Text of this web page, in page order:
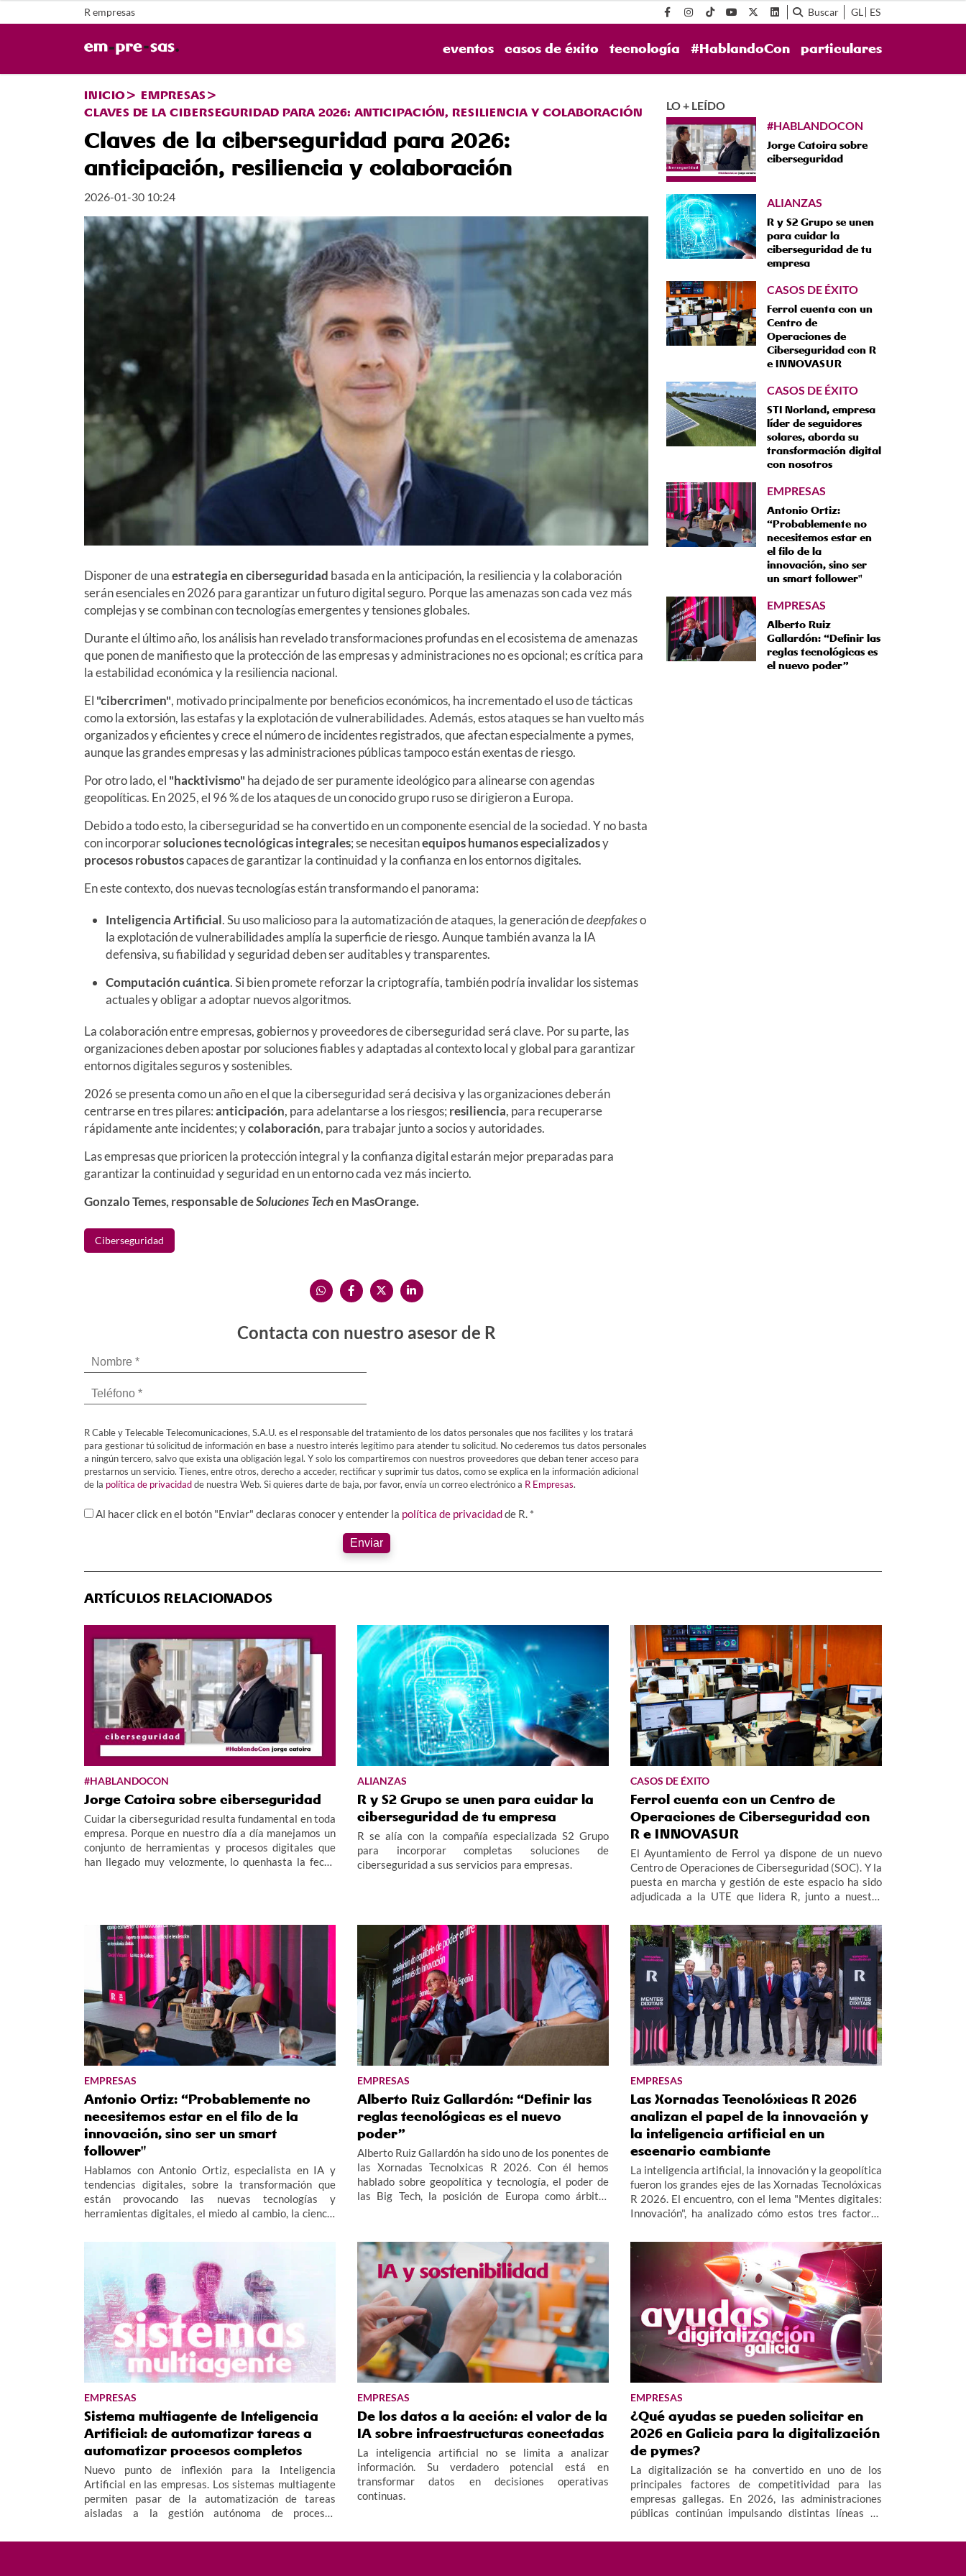
R empresas Buscar GL ES
eventos casos de éxito tecnología #HablandoCon particulares
INICIO
EMPRESAS
CLAVES DE LA CIBERSEGURIDAD PARA 2026: ANTICIPACIÓN, RESILIENCIA Y COLABORACIÓN
Claves de la ciberseguridad para 2026:
anticipación, resiliencia y colaboración
2026-01-30 10:24
Disponer de unaestrategia en ciberseguridad basada en la anticipación, la resiliencia y la colaboración
serán esenciales en 2026 para garantizar un futuro digital seguro. Porque las amenazas son cada vez más
complejas y se combinan con tecnologías emergentes y tensiones globales.
Durante el último año, los análisis han revelado transformaciones profundas en el ecosistema de amenazas
que ponen de manifiesto que la protección de las empresas y administraciones no es opcional; es crítica para
la estabilidad económica y la resiliencia nacional.
El "cibercrimen", motivado principalmente por beneficios económicos, ha incrementado el uso de tácticas
como la extorsión, las estafas y la explotación de vulnerabilidades. Además, estos ataques se han vuelto más
organizados y eficientes y crece el número de incidentes registrados, que afectan especialmente a pymes,
aunque las grandes empresas y las administraciones públicas tampoco están exentas de riesgo.
Por otro lado, el "hacktivismo" ha dejado de ser puramente ideológico para alinearse con agendas
geopolíticas. En 2025, el 96 % de los ataques de un conocido grupo ruso se dirigieron a Europa.
Debido a todo esto, la ciberseguridad se ha convertido en un componente esencial de la sociedad. Y no basta
con incorporarsoluciones tecnológicas integrales; se necesitanequipos humanos especializadosy
procesos robustoscapaces de garantizar la continuidad y la confianza en los entornos digitales.
En este contexto, dos nuevas tecnologías están transformando el panorama:
Inteligencia Artificial. Su uso malicioso para la automatización de ataques, la generación dedeepfakeso
la explotación de vulnerabilidades amplía la superficie de riesgo. Aunque también avanza la IA
defensiva, su fiabilidad y seguridad deben ser auditables y transparentes.
Computación cuántica. Si bien promete reforzar la criptografía, también podría invalidar los sistemas
actuales y obligar a adoptar nuevos algoritmos.
La colaboración entre empresas, gobiernos y proveedores de ciberseguridad será clave. Por su parte, las
organizaciones deben apostar por soluciones fiables y adaptadas al contexto local y global para garantizar
entornos digitales seguros y sostenibles.
2026 se presenta como un año en el que la ciberseguridad será decisiva y las organizaciones deberán
centrarse en tres pilares:anticipación, para adelantarse a los riesgos; resiliencia, para recuperarse
rápidamente ante incidentes; ycolaboración, para trabajar junto a socios y autoridades.
Las empresas que prioricen la protección integral y la confianza digital estarán mejor preparadas para
garantizar la continuidad y seguridad en un entorno cada vez más incierto.
Gonzalo Temes, responsable deSolucionesTechen MasOrange.
Ciberseguridad
Contacta con nuestro asesor de R
R Cable y Telecable Telecomunicaciones, S.A.U. es el responsable del tratamiento de los datos personales que nos facilites y los tratará
para gestionar tú solicitud de información en base a nuestro interés legítimo para atender tu solicitud. No cederemos tus datos personales
a ningún tercero, salvo que exista una obligación legal. Y solo los compartiremos con nuestros proveedores que deban tener acceso para
prestarnos un servicio. Tienes, entre otros, derecho a acceder, rectificar y suprimir tus datos, como se explica en la información adicional
de la política de privacidadde nuestra Web. Si quieres darte de baja, por favor, envía un correo electrónico a R Empresas.
Al hacer click en el botón "Enviar" declaras conocer y entender la política de privacidadde R. *
Enviar
LO + LEÍDO
#HABLANDOCON
Jorge Catoira sobre
ciberseguridad
ALIANZAS
R y S2 Grupo se unen
para cuidar la
ciberseguridad de tu
empresa
CASOS DE ÉXITO
Ferrol cuenta con un
Centro de
Operaciones de
Ciberseguridad con R
e INNOVASUR
CASOS DE ÉXITO
STI Norland, empresa
líder de seguidores
solares, aborda su
transformación digital
con nosotros
EMPRESAS
Antonio Ortiz:
“Probablemente no
necesitemos estar en
el filo de la
innovación, sino ser
un smart follower"
EMPRESAS
Alberto Ruiz
Gallardón: “Definir las
reglas tecnológicas es
el nuevo poder”
ARTÍCULOS RELACIONADOS
#HABLANDOCON
Jorge Catoira sobre ciberseguridad
Cuidar la ciberseguridad resulta fundamental en toda
empresa. Porque en nuestro día a día manejamos un
conjunto de herramientas y procesos digitales que
han llegado muy velozmente, lo quenhasta la fecha
ALIANZAS
R y S2 Grupo se unen para cuidar la
ciberseguridad de tu empresa
R se alía con la compañía especializada S2 Grupo
para incorporar completas soluciones de
ciberseguridad a sus servicios para empresas.
CASOS DE ÉXITO
Ferrol cuenta con un Centro de
Operaciones de Ciberseguridad con
R e INNOVASUR
El Ayuntamiento de Ferrol ya dispone de un nuevo
Centro de Operaciones de Ciberseguridad (SOC). Y la
puesta en marcha y gestión de este espacio ha sido
adjudicada a la UTE que lidera R, junto a nuestro
EMPRESAS
Antonio Ortiz: “Probablemente no
necesitemos estar en el filo de la
innovación, sino ser un smart
follower"
Hablamos con Antonio Ortiz, especialista en IA y
tendencias digitales, sobre la transformación que
están provocando las nuevas tecnologías y
herramientas digitales, el miedo al cambio, la ciencia
empresas. Antonio Ortiz ha participado en las
EMPRESAS
Alberto Ruiz Gallardón: “Definir las
reglas tecnológicas es el nuevo
poder”
Alberto Ruiz Gallardón ha sido uno de los ponentes de
las Xornadas Tecnolxicas R 2026. Con él hemos
hablado sobre geopolítica y tecnología, el poder de
las Big Tech, la posición de Europa como árbitro
EMPRESAS
Las Xornadas Tecnolóxicas R 2026
analizan el papel de la innovación y
la inteligencia artificial en un
escenario cambiante
La inteligencia artificial, la innovación y la geopolítica
fueron los grandes ejes de las Xornadas Tecnolóxicas
R 2026. El encuentro, con el lema "Mentes digitales:
Innovación", ha analizado cómo estos tres factores
empresas.
EMPRESAS
Sistema multiagente de Inteligencia
Artificial: de automatizar tareas a
automatizar procesos completos
Nuevo punto de inflexión para la Inteligencia
Artificial en las empresas. Los sistemas multiagente
permiten pasar de la automatización de tareas
aisladas a la gestión autónoma de procesos
que opera las 24 horas para mejorar la eficiencia y la
EMPRESAS
De los datos a la acción: el valor de la
IA sobre infraestructuras conectadas
La inteligencia artificial no se limita a analizar
información. Su verdadero potencial está en
transformar datos en decisiones operativas
continuas.
EMPRESAS
¿Qué ayudas se pueden solicitar en
2026 en Galicia para la digitalización
de pymes?
La digitalización se ha convertido en uno de los
principales factores de competitividad para las
empresas gallegas. En 2026, las administraciones
públicas continúan impulsando distintas líneas de
tecnologías digitales y fomentar la innovación en el